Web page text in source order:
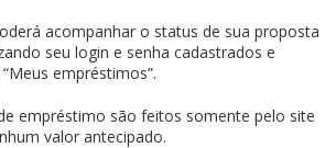
acompanhar o status de sua proposta
seu login e senha cadastrados e
empréstimos”.
empréstimo são feitos somente pelo site
valor antecipado.